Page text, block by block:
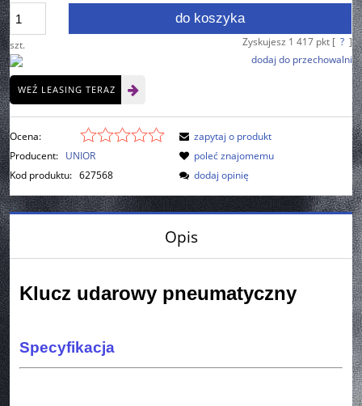
szt.
do koszyka
Zyskujesz 1 417pkt [ ? ]
dodaj do przechowalni
WEŹ LEASING TERAZ
Ocena:
Producent: UNIOR
Kod produktu: 627568
zapytaj o produkt
poleć znajomemu
dodaj opinię
Opis
Klucz udarowy pneumatyczny
Specyfikacja